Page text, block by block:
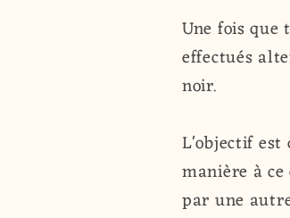
Une fois que
effectués
noir.
L'objectif est
manière à
par une